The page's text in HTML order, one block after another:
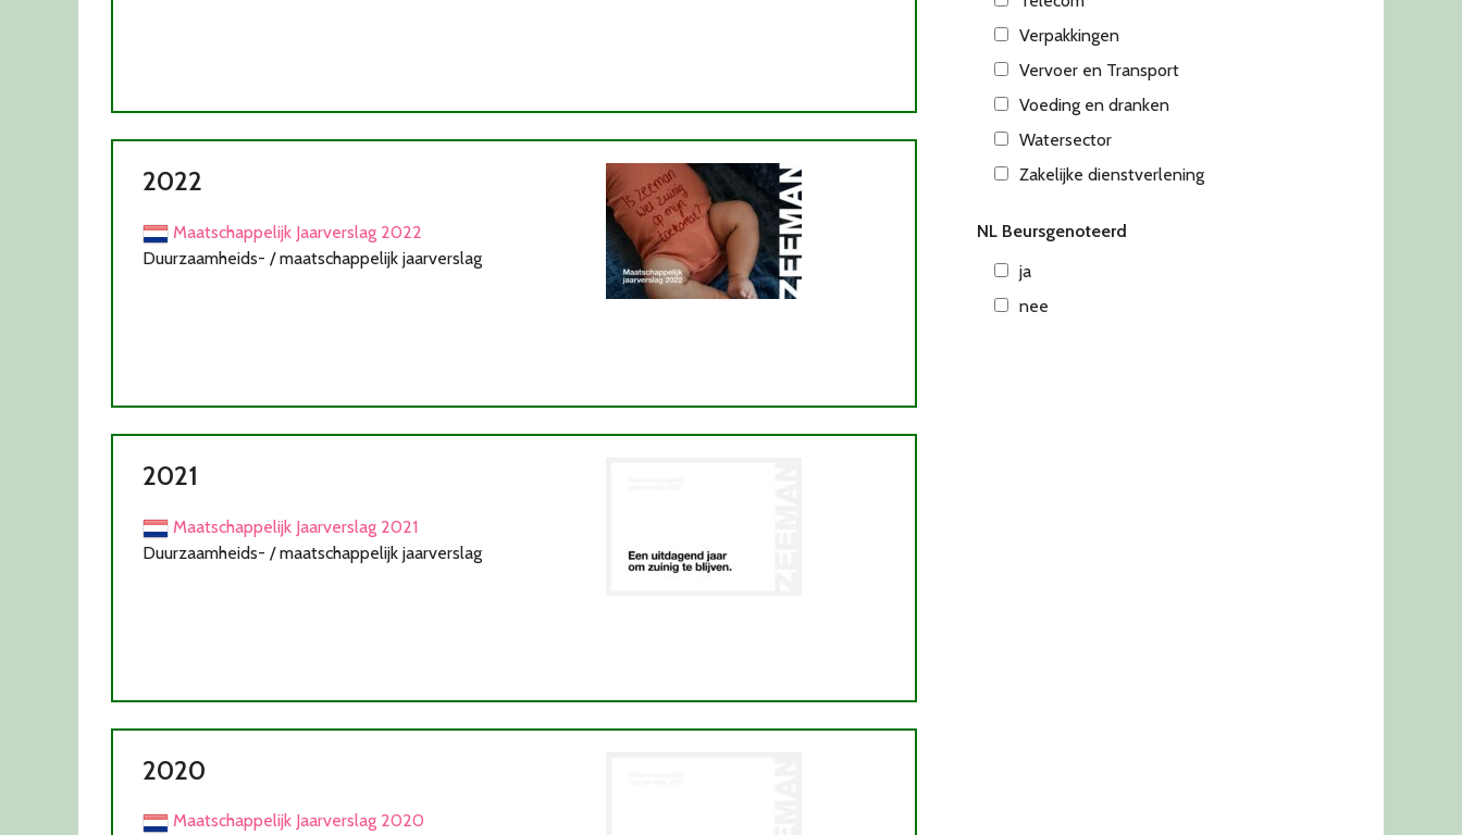
2022
Maatschappelijk Jaarverslag 2022
Duurzaamheids- / maatschappelijk jaarverslag
2021
Maatschappelijk Jaarverslag 2021
Duurzaamheids- / maatschappelijk jaarverslag
2020
Maatschappelijk Jaarverslag 2020
Verpakkingen
Vervoer en Transport
Voeding en dranken
Watersector
Zakelijke dienstverlening
NL Beursgenoteerd
ja
nee